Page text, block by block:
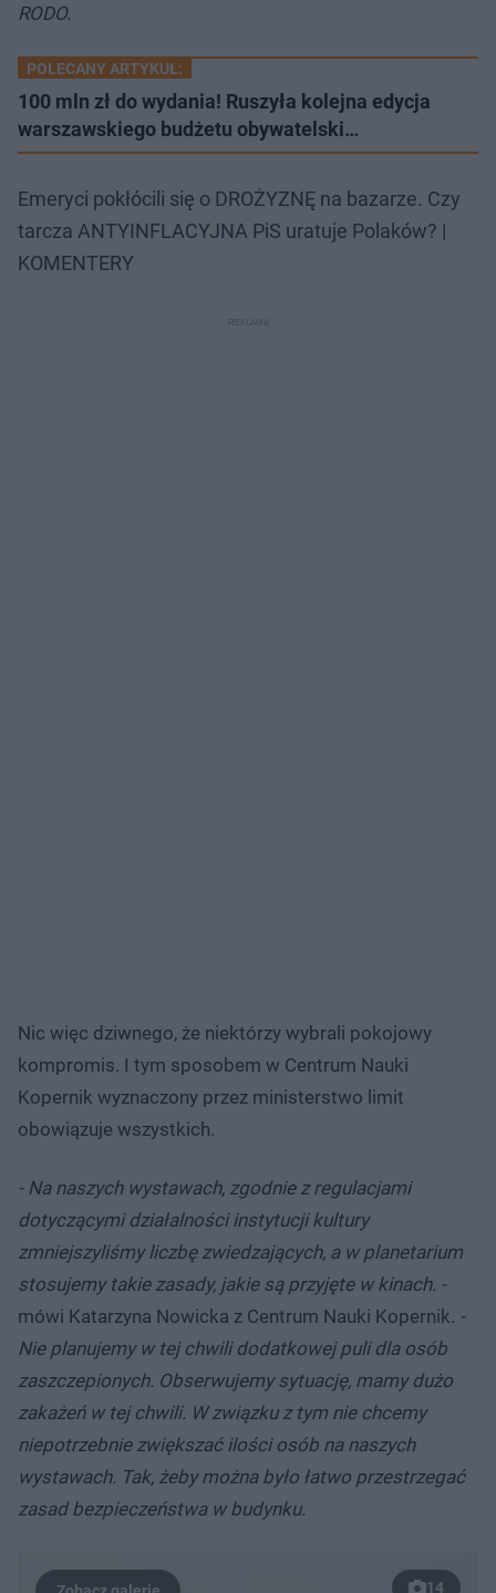
RODO.
POLECANY ARTYKUŁ:
100 mln zł do wydania! Ruszyła kolejna edycja
warszawskiego budżetu obywatelski…
Emeryci pokłócili się o DROŻYZNĘ na bazarze. Czy
tarcza ANTYINFLACYJNA PiS uratuje Polaków? |
KOMENTERY
Nic więc dziwnego, że niektórzy wybrali pokojowy
kompromis. I tym sposobem w Centrum Nauki
Kopernik wyznaczony przez ministerstwo limit
obowiązuje wszystkich.
- Na naszych wystawach, zgodnie z regulacjami
dotyczącymi działalności instytucji kultury
zmniejszyliśmy liczbę zwiedzających, a w planetarium
stosujemy takie zasady, jakie są przyjęte w kinach. -
mówi Katarzyna Nowicka z Centrum Nauki Kopernik. -
Nie planujemy w tej chwili dodatkowej puli dla osób
zaszczepionych. Obserwujemy sytuację, mamy dużo
zakażeń w tej chwili. W związku z tym nie chcemy
niepotrzebnie zwiększać ilości osób na naszych
wystawach. Tak, żeby można było łatwo przestrzegać
zasad bezpieczeństwa w budynku.
14